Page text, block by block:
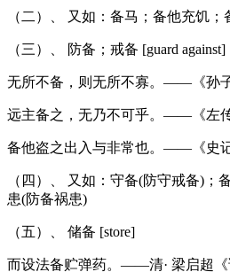
（二）、 又如：备马；备他充饥；
（三）、 防备；戒备 [guard against]
无所不备，则无所不寡。——《孙子
远主备之，无乃不可乎。——《左传
备他盗之出入与非常也。——《史记
（四）、 又如：守备(防守戒备)；
患(防备祸患)
（五）、 储备 [store]
而设法备贮弹药。——清· 梁启超《